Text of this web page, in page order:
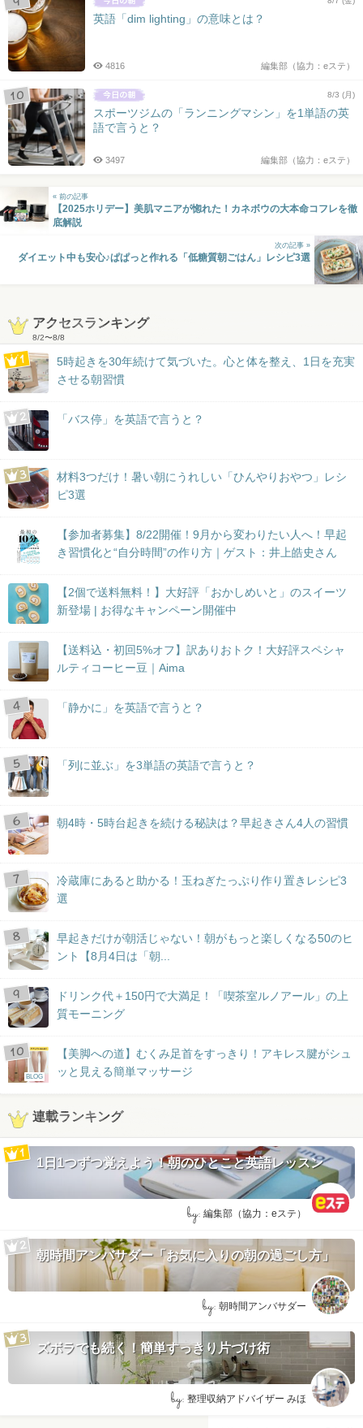
英語「dim lighting」の意味とは？
編集部（協力：eステ）
4816
8/3 (月)
スポーツジムの「ランニングマシン」を1単語の英
語で言うと？
編集部（協力：eステ）
3497
« 前の記事
【2025ホリデー】美肌マニアが惚れた！カネボウの大本命コフレを徹
底解説
次の記事 »
ダイエット中も安心♪ぱぱっと作れる「低糖質朝ごはん」レシピ3選
アクセスランキング
8/2〜8/8
5時起きを30年続けて気づいた。心と体を整え、1日を充実
させる朝習慣
「バス停」を英語で言うと？
材料3つだけ！暑い朝にうれしい「ひんやりおやつ」レシ
ピ3選
【参加者募集】8/22開催！9月から変わりたい人へ！早起
き習慣化と“自分時間”の作り方｜ゲスト：井上皓史さん
【2個で送料無料！】大好評「おかしめいと」のスイーツ
新登場 | お得なキャンペーン開催中
【送料込・初回5%オフ】訳ありおトク！大好評スペシャ
ルティコーヒー豆｜Aima
「静かに」を英語で言うと？
「列に並ぶ」を3単語の英語で言うと？
朝4時・5時台起きを続ける秘訣は？早起きさん4人の習慣
冷蔵庫にあると助かる！玉ねぎたっぷり作り置きレシピ3
選
早起きだけが朝活じゃない！朝がもっと楽しくなる50のヒ
ント【8月4日は「朝...
ドリンク代＋150円で大満足！「喫茶室ルノアール」の上
質モーニング
BLOG
【美脚への道】むくみ足首をすっきり！アキレス腱がシュ
ッと見える簡単マッサージ
連載ランキング
1日1つずつ覚えよう！朝のひとこと英語レッスン
by: 編集部（協力：eステ）
朝時間アンバサダー「お気に入りの朝の過ごし方」
by: 朝時間アンバサダー
ズボラでも続く！簡単すっきり片づけ術
by: 整理収納アドバイザー みほ